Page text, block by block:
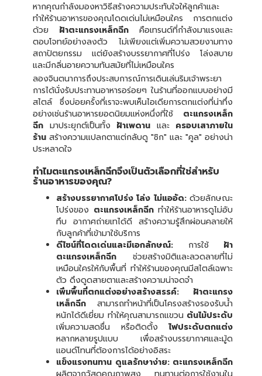
หากคุณกำลังมองหาวิธีสร้างความประทับใจให้ลูกค้าและ
ทำให้ร้านอาหารของคุณโดดเด่นไม่เหมือนใคร การตกแต่ง
ด้วย ฝ้าตะแกรงเหล็กฉีก คือเทรนด์ที่กำลังมาแรงและ
ตอบโจทย์อย่างลงตัว ไม่เพียงแต่เพิ่มความสวยงามทาง
สถาปัตยกรรม แต่ยังสร้างบรรยากาศที่โปร่ง โล่งสบาย
และมีกลิ่นอายความทันสมัยที่ไม่เหมือนใคร
ลองจินตนาการถึงประสบการณ์การเดินเล่นริมเจ้าพระยา
การได้นั่งรับประทานอาหารอร่อยๆ ในร้านที่ออกแบบอย่างมี
สไตล์ ซึ่งบ่อยครั้งที่เราจะพบเห็นไอเดียการตกแต่งที่น่าทึ่ง
อย่างเช่นร้านอาหารยอดนิยมแห่งหนึ่งที่ใช้ ตะแกรงเหล็ก
ฉีก มาประยุกต์เป็นทั้ง ฝ้าเพดาน และ ครอบเสาภายใน
ร้าน สร้างความแปลกตาแต่กลับดู "ชิก" และ "คูล" อย่างน่า
ประหลาดใจ
ทำไมตะแกรงเหล็กฉีกจึงเป็นตัวเลือกที่ใช่สำหรับ
ร้านอาหารของคุณ?
สร้างบรรยากาศโปร่ง โล่ง ไม่แออัด:ด้วยลักษณะ
โปร่งของ ตะแกรงเหล็กฉีกทำให้ร้านอาหารดูไม่อับ
ทึบ อากาศถ่ายเทได้ดี สร้างความรู้สึกผ่อนคลายให้
กับลูกค้าที่เข้ามาใช้บริการ
ดีไซน์ที่โดดเด่นและมีเอกลักษณ์: การใช้ ฝ้า
ตะแกรงเหล็กฉีก ช่วยสร้างมิติและลวดลายที่ไม่
เหมือนใครให้กับพื้นที่ ทำให้ร้านของคุณมีสไตล์เฉพาะ
ตัว ดึงดูดสายตาและสร้างความน่าจดจำ
เพิ่มพื้นที่ตกแต่งอย่างสร้างสรรค์:
ฝ้าตะแกรง
เหล็กฉีก สามารถทำหน้าที่เป็นโครงสร้างรองรับน้ำ
หนักได้ดีเยี่ยม ทำให้คุณสามารถแขวน ต้นไม้ประดับ
เพิ่มความสดชื่น หรือติดตั้ง ไฟประดับตกแต่ง
หลากหลายรูปแบบ เพื่อสร้างบรรยากาศและมู้ด
แอนด์โทนที่ต้องการได้อย่างอิสระ
แข็งแรงทนทาน ดูแลรักษาง่าย: ตะแกรงเหล็กฉีก